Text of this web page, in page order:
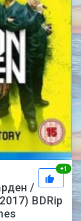
+1
/
BDRip